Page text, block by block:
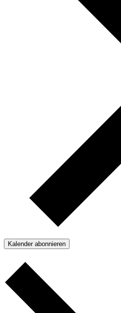
Kalender abonnieren